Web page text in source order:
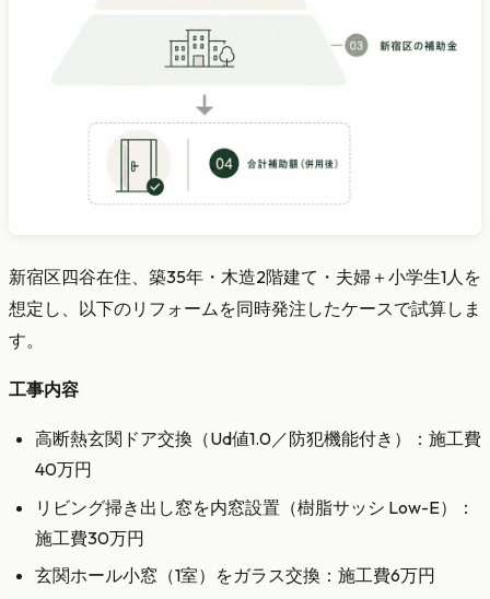
新宿区四谷在住、築35年・木造2階建て・夫婦＋小学生1人を
想定し、以下のリフォームを同時発注したケースで試算しま
す。
工事内容
高断熱玄関ドア交換（Ud値1.0／防犯機能付き）：施工費
40万円
リビング掃き出し窓を内窓設置（樹脂サッシ Low-E）：
施工費30万円
玄関ホール小窓（1室）をガラス交換：施工費6万円